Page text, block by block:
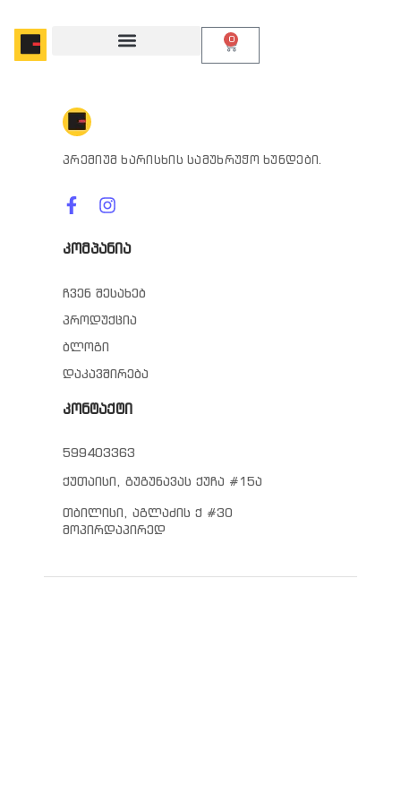
0
პრემიუმ ხარისხის სამუხრუჭო ხუნდები.
კომპანია
ჩვენ შესახებ
პროდუქცია
ბლოგი
დაკავშირება
კონტაქტი
599403363
ქუთაისი, გუგუნავას ქუჩა #15ა
თბილისი, აგლაძის ქ #30
მოპირდაპირედ